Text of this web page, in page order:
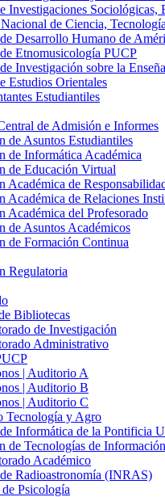
Investigaciones
de Ciencia,
Desarrollo Humano de
Etnomusicología PUCP
Investigación sobre la
Estudios Orientales
Estudiantiles
de Admisión e Informes
de Asuntos Estudiantiles
de Informática Académica
de Educación Virtual
Académica de
Académica de Relaciones
Académica del Profesorado
de Asuntos Académicos
de Formación Continua
Regulatoria
Bibliotecas
de Investigación
Administrativo
| Auditorio A
| Auditorio B
| Auditorio C
Tecnología y Agro
Informática de la Pontificia
de Tecnologías de Información
Académico
Radioastronomía (INRAS)
Psicología